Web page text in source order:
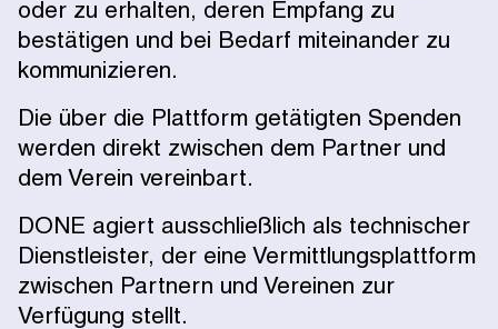
oder zu erhalten, deren Empfang zu
bestätigen und bei Bedarf miteinander zu
kommunizieren.
Die über die Plattform getätigten Spenden
werden direkt zwischen dem Partner und
dem Verein vereinbart.
DONE agiert ausschließlich als technischer
Dienstleister, der eine Vermittlungsplattform
zwischen Partnern und Vereinen zur
Verfügung stellt.